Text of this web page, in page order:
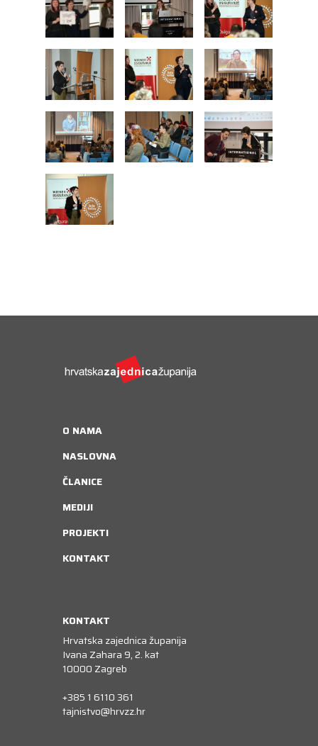
O NAMA
NASLOVNA
ČLANICE
MEDIJI
PROJEKTI
KONTAKT
KONTAKT
Hrvatska zajednica županija
Ivana Zahara 9, 2. kat
10000 Zagreb
+385 1 6110 361
tajnistvo@hrvzz.hr